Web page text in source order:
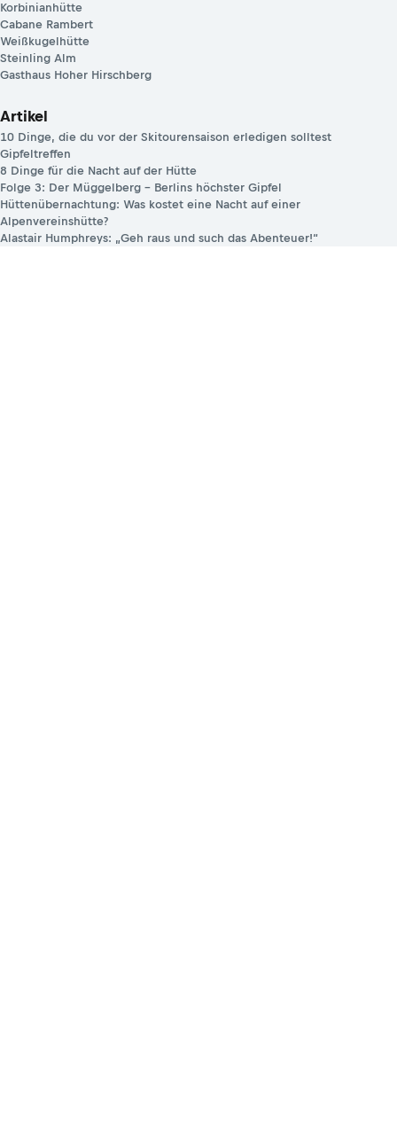
Korbinianhütte
Cabane Rambert
Weißkugelhütte
Steinling Alm
Gasthaus Hoher Hirschberg
Artikel
10 Dinge, die du vor der Skitourensaison erledigen solltest
Gipfeltreffen
8 Dinge für die Nacht auf der Hütte
Folge 3: Der Müggelberg – Berlins höchster Gipfel
Hüttenübernachtung: Was kostet eine Nacht auf einer
Alpenvereinshütte?
Alastair Humphreys: „Geh raus und such das Abenteuer!“